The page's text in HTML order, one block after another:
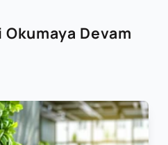
Devam